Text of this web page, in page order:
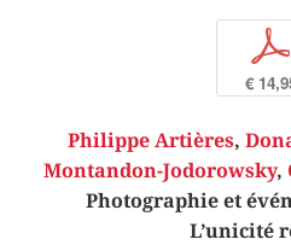
p
€
Philippe Artières,
Montandon-Jodorowsky,
Photographie et
L’unicité